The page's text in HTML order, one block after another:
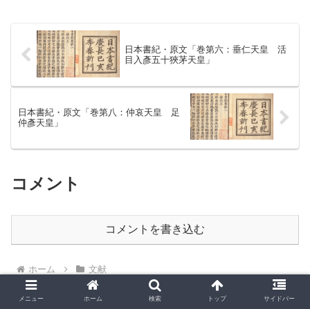
日本書紀・原文「巻第六：垂仁天皇 活
目入彥五十狹茅天皇」
日本書紀・原文「巻第八：仲哀天皇 足
仲彥天皇」
コメント
コメントを書き込む
ホーム 文献
メニュー ホーム 検索 トップ サイドバー